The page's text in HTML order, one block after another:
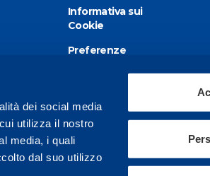
dei social media
utilizza il nostro
media, i quali
dal suo utilizzo
Informativa sui
Cookie
Preferenze
Dichiarazione di
accessibilità